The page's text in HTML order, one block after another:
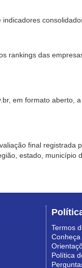
rankings das
em formato aberto,
final registrada
estado, município
Termos
Política